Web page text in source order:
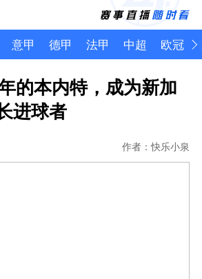
意甲 德甲 法甲 中超 欧冠
的本内特，成为新加
进球者
作者：快乐小泉